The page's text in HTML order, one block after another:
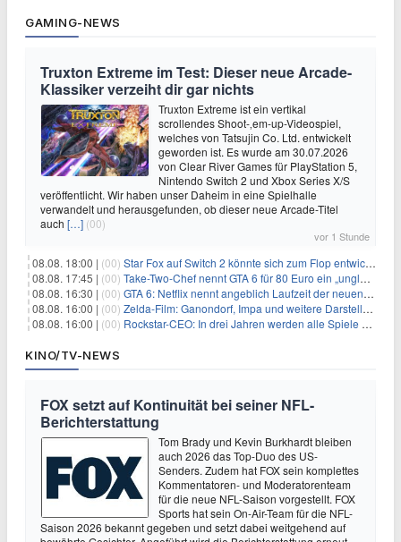
GAMING-NEWS
Truxton Extreme im Test: Dieser neue Arcade-
Klassiker verzeiht dir gar nichts
Truxton Extreme ist ein vertikal
scrollendes Shoot-‚em-up-Videospiel,
welches von Tatsujin Co. Ltd. entwickelt
geworden ist. Es wurde am 30.07.2026
von Clear River Games für PlayStation 5,
Nintendo Switch 2 und Xbox Series X/S
veröffentlicht. Wir haben unser Daheim in eine Spielhalle
verwandelt und herausgefunden, ob dieser neue Arcade-Titel
auch […] (00)
vor 1 Stunde
08.08. 18:00 | (00) Star Fox auf Switch 2 könnte sich zum Flop entwickeln
08.08. 17:45 | (00) Take-Two-Chef nennt GTA 6 für 80 Euro ein „unglaubliches Schnäppchen“
08.08. 16:30 | (00) GTA 6: Netflix nennt angeblich Laufzeit der neuen Gameplay-Präsentation
08.08. 16:00 | (00) Zelda-Film: Ganondorf, Impa und weitere Darsteller sollen feststehen
08.08. 16:00 | (00) Rockstar-CEO: In drei Jahren werden alle Spiele gestreamt
KINO/TV-NEWS
FOX setzt auf Kontinuität bei seiner NFL-
Berichterstattung
Tom Brady und Kevin Burkhardt bleiben
auch 2026 das Top-Duo des US-
Senders. Zudem hat FOX sein komplettes
Kommentatoren- und Moderatorenteam
für die neue NFL-Saison vorgestellt. FOX
Sports hat sein On-Air-Team für die NFL-
Saison 2026 bekannt gegeben und setzt dabei weitgehend auf